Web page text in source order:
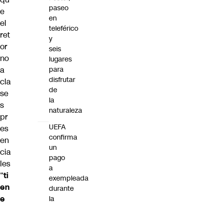
e
el
ret
or
no
a
cla
se
s
pr
es
en
cia
les
“ti
en
e
paseo
en
teleférico
y
seis
lugares
para
disfrutar
de
la
naturaleza
UEFA
confirma
un
pago
a
exempleada
durante
la